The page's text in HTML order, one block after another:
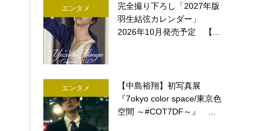
エンタメ
完全撮り下ろし「2027年版
羽生結弦カレンダー」
2026年10月発売予定 【...
エンタメ
【中島裕翔】初写真展
『7okyo color space/東京色
空間 ～#COT7DF～』 ...